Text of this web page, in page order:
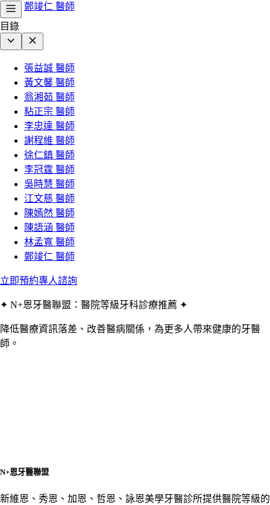
鄭竣仁 醫師
目錄
張益誠 醫師
黃文馨 醫師
翁湘茹 醫師
粘正宗 醫師
李忠達 醫師
謝程維 醫師
徐仁鎮 醫師
李冠霆 醫師
吳時慧 醫師
江文慈 醫師
陳嫣然 醫師
陳語涵 醫師
林孟寬 醫師
鄭竣仁 醫師
立即預約專人諮詢
✦ N+恩牙醫聯盟：醫院等級牙科診療推薦 ✦
降低醫療資訊落差、改善醫病關係，為更多人帶來健康的牙醫
師。
N+恩牙醫聯盟
新維恩、秀恩、加恩、哲恩、詠恩美學牙醫診所提供醫院等級的